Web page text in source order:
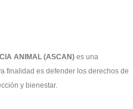
ANIMAL (ASCAN) es una
finalidad es defender los derechos de
y bienestar.